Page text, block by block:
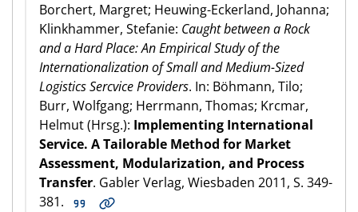
Borchert, Margret; Heuwing-Eckerland, Johanna;
Klinkhammer, Stefanie: Caught between a Rock
and a Hard Place: An Empirical Study of the
Internationalization of Small and Medium-Sized
Logistics Sercvice Providers. In: Böhmann, Tilo;
Burr, Wolfgang; Herrmann, Thomas; Krcmar,
Helmut (Hrsg.): Implementing International
Service. A Tailorable Method for Market
Assessment, Modularization, and Process
Transfer. Gabler Verlag, Wiesbaden 2011, S. 349-
381.